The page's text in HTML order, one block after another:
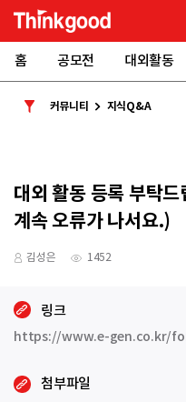
홈 공모전 대외활동
커뮤니티 지식Q&A
대외 활동 등록 부탁
계속 오류가 나서요.)
김성은 1452
링크
https://www.e-gen.co.kr/
첨부파일